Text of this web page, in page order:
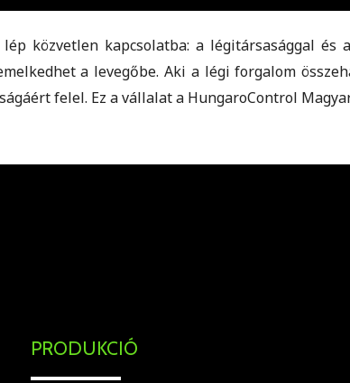
közvetlen kapcsolatba: a légitársasággal
a levegőbe. Aki a légi forgalom
felel. Ez a vállalat a HungaroControl
PRODUKCIÓ